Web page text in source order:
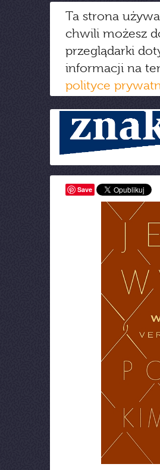
Ta strona
chwili możesz
przeglądarki
informacji na
polityce
Save